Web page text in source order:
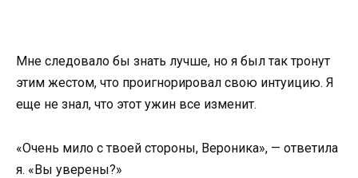
Мне следовало бы знать лучше, но я был так тронут
этим жестом, что проигнорировал свою интуицию. Я
еще не знал, что этот ужин все изменит.
«Очень мило с твоей стороны, Вероника», — ответила
я. «Вы уверены?»